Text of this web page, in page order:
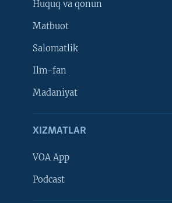
Huquq va qonun
Matbuot
Salomatlik
Ilm-fan
Madaniyat
XIZMATLAR
VOA App
Podcast